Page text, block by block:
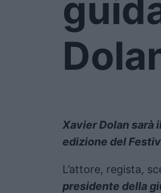
Xavier Dolan sarà
edizione del
L’attore, regista,
presidente della